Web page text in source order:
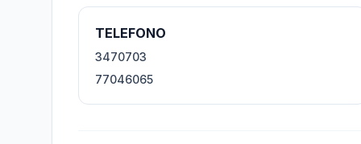
TELEFONO
3470703
77046065